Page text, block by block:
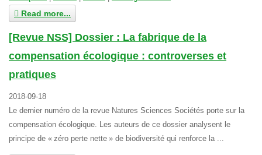
Read more...
[Revue NSS] Dossier : La fabrique de la
compensation écologique : controverses et
pratiques
2018-09-18
Le dernier numéro de la revue Natures Sciences Sociétés porte sur la
compensation écologique. Les auteurs de ce dossier analysent le
principe de « zéro perte nette » de biodiversité qui renforce la ...